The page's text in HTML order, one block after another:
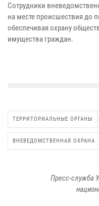
Сотрудники
на месте происшествия до
обеспечивая охрану
имущества граждан.
ТЕРРИТОРИАЛЬНЫЕ ОРГАНЫ
ВНЕВЕДОМСТВЕННАЯ ОХРАНА
Пресс-служба